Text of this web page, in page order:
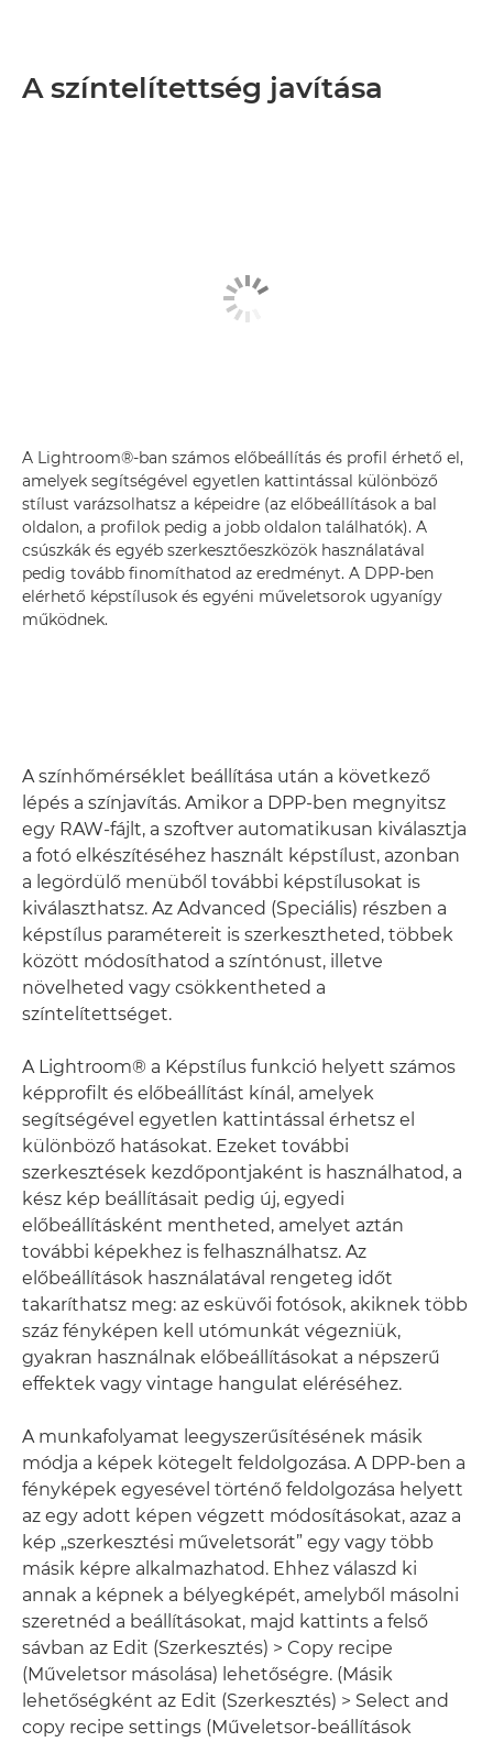
A színtelítettség javítása
A Lightroom®-ban számos előbeállítás és profil érhető el,
amelyek segítségével egyetlen kattintással különböző
stílust varázsolhatsz a képeidre (az előbeállítások a bal
oldalon, a profilok pedig a jobb oldalon találhatók). A
csúszkák és egyéb szerkesztőeszközök használatával
pedig tovább finomíthatod az eredményt. A DPP-ben
elérhető képstílusok és egyéni műveletsorok ugyanígy
működnek.
A színhőmérséklet beállítása után a következő
lépés a színjavítás. Amikor a DPP-ben megnyitsz
egy RAW-fájlt, a szoftver automatikusan kiválasztja
a fotó elkészítéséhez használt képstílust, azonban
a legördülő menüből további képstílusokat is
kiválaszthatsz. Az Advanced (Speciális) részben a
képstílus paramétereit is szerkesztheted, többek
között módosíthatod a színtónust, illetve
növelheted vagy csökkentheted a
színtelítettséget.
A Lightroom® a Képstílus funkció helyett számos
képprofilt és előbeállítást kínál, amelyek
segítségével egyetlen kattintással érhetsz el
különböző hatásokat. Ezeket további
szerkesztések kezdőpontjaként is használhatod, a
kész kép beállításait pedig új, egyedi
előbeállításként mentheted, amelyet aztán
további képekhez is felhasználhatsz. Az
előbeállítások használatával rengeteg időt
takaríthatsz meg: az esküvői fotósok, akiknek több
száz fényképen kell utómunkát végezniük,
gyakran használnak előbeállításokat a népszerű
effektek vagy vintage hangulat eléréséhez.
A munkafolyamat leegyszerűsítésének másik
módja a képek kötegelt feldolgozása. A DPP-ben a
fényképek egyesével történő feldolgozása helyett
az egy adott képen végzett módosításokat, azaz a
kép „szerkesztési műveletsorát” egy vagy több
másik képre alkalmazhatod. Ehhez válaszd ki
annak a képnek a bélyegképét, amelyből másolni
szeretnéd a beállításokat, majd kattints a felső
sávban az Edit (Szerkesztés) > Copy recipe
(Műveletsor másolása) lehetőségre. (Másik
lehetőségként az Edit (Szerkesztés) > Select and
copy recipe settings (Műveletsor-beállítások